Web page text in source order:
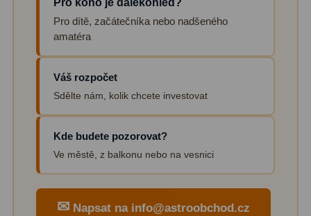
Sportovní 54
Kapesní14
Divadelní2
Univerzální41
Dálkoměry a Noční vidění17
Noční vidění
Pro koho je dalekohled?
Pro dítě, začátečníka nebo nadšeného
amatéra
Váš rozpočet
Sdělte nám, kolik chcete investovat
Kde budete pozorovat?
Ve městě, z balkonu nebo na vesnici
✉ Napsat na info@astroobchod.cz